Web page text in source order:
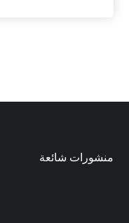
منشورات شائعة